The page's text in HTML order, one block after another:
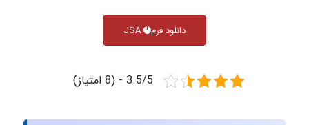
دانلود فرم JSA
3.5/5 - (8 امتیاز)